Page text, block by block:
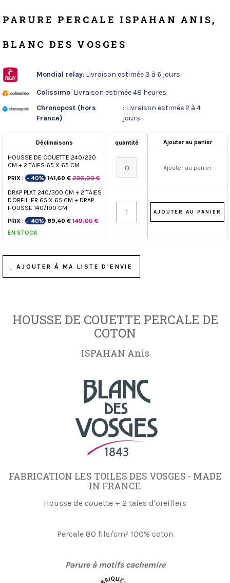
PARURE PERCALE ISPAHAN ANIS,
BLANC DES VOSGES
Mondial relay: Livraison estimée 3 à 6 jours.
Colissimo: Livraison estimée 48 heures.
Chronopost (hors
France)
: Livraison estimée 2 à 4
jours.
Déclinaisons quantité Ajouter au panier
HOUSSE DE COUETTE 240/220
CM + 2 TAIES 65 X 65 CM
PRIX : - 40% 141,60 € 236,00 €
Ajouter au panier
DRAP PLAT 240/300 CM + 2 TAIES
D'OREILLER 65 X 65 CM + DRAP
HOUSSE 140/190 CM
PRIX : - 40% 89,40 € 149,00 €
EN STOCK
AJOUTER À MA LISTE D'ENVIE
HOUSSE DE COUETTE PERCALE DE
COTON
ISPAHAN Anis
FABRICATION LES TOILES DES VOSGES - MADE
IN FRANCE
Housse de couette + 2 taies d'oreillers
Percale 80 fils/cm² 100% coton
Parure à motifs cachemire